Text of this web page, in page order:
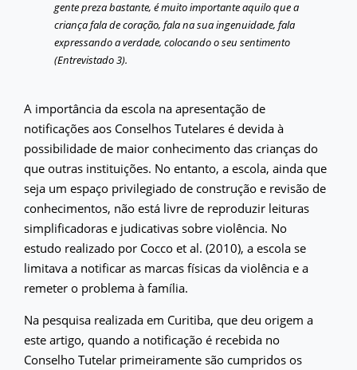
gente preza bastante, é muito importante aquilo que a
criança fala de coração, fala na sua ingenuidade, fala
expressando a verdade, colocando o seu sentimento
(Entrevistado 3).
A importância da escola na apresentação de
notificações aos Conselhos Tutelares é devida à
possibilidade de maior conhecimento das crianças do
que outras instituições. No entanto, a escola, ainda que
seja um espaço privilegiado de construção e revisão de
conhecimentos, não está livre de reproduzir leituras
simplificadoras e judicativas sobre violência. No
estudo realizado por Cocco et al. (2010), a escola se
limitava a notificar as marcas físicas da violência e a
remeter o problema à família.
Na pesquisa realizada em Curitiba, que deu origem a
este artigo, quando a notificação é recebida no
Conselho Tutelar primeiramente são cumpridos os